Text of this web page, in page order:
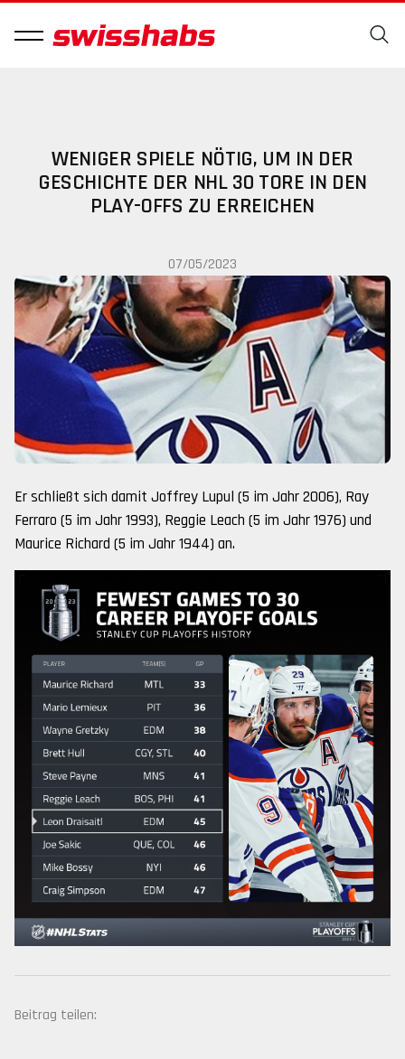
WENIGER SPIELE NÖTIG, UM IN DER
GESCHICHTE DER NHL 30 TORE IN DEN
PLAY-OFFS ZU ERREICHEN
07/05/2023
Er schließt sich damit Joffrey Lupul (5 im Jahr 2006), Ray
Ferraro (5 im Jahr 1993), Reggie Leach (5 im Jahr 1976) und
Maurice Richard (5 im Jahr 1944) an.
Beitrag teilen: